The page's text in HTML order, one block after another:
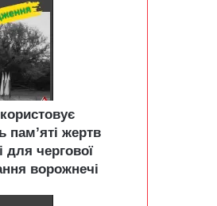
пам’яті жертв
для чергової
ворожнечі